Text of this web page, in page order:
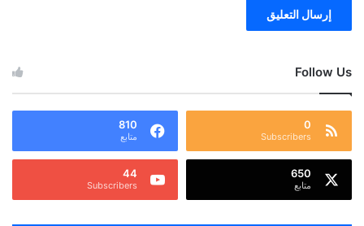
Follow Us
0
Subscribers
810
متابع
650
متابع
44
Subscribers